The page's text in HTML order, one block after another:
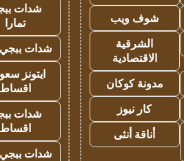
شوف ويب
الشرقية
الاقتصادية
مدونة كوكان
كار نيوز
أناقة أنثى
شدات
تمارا
شدات ببجي
ايتونز
اقساط
شدات
اقساط
شدات ببجي